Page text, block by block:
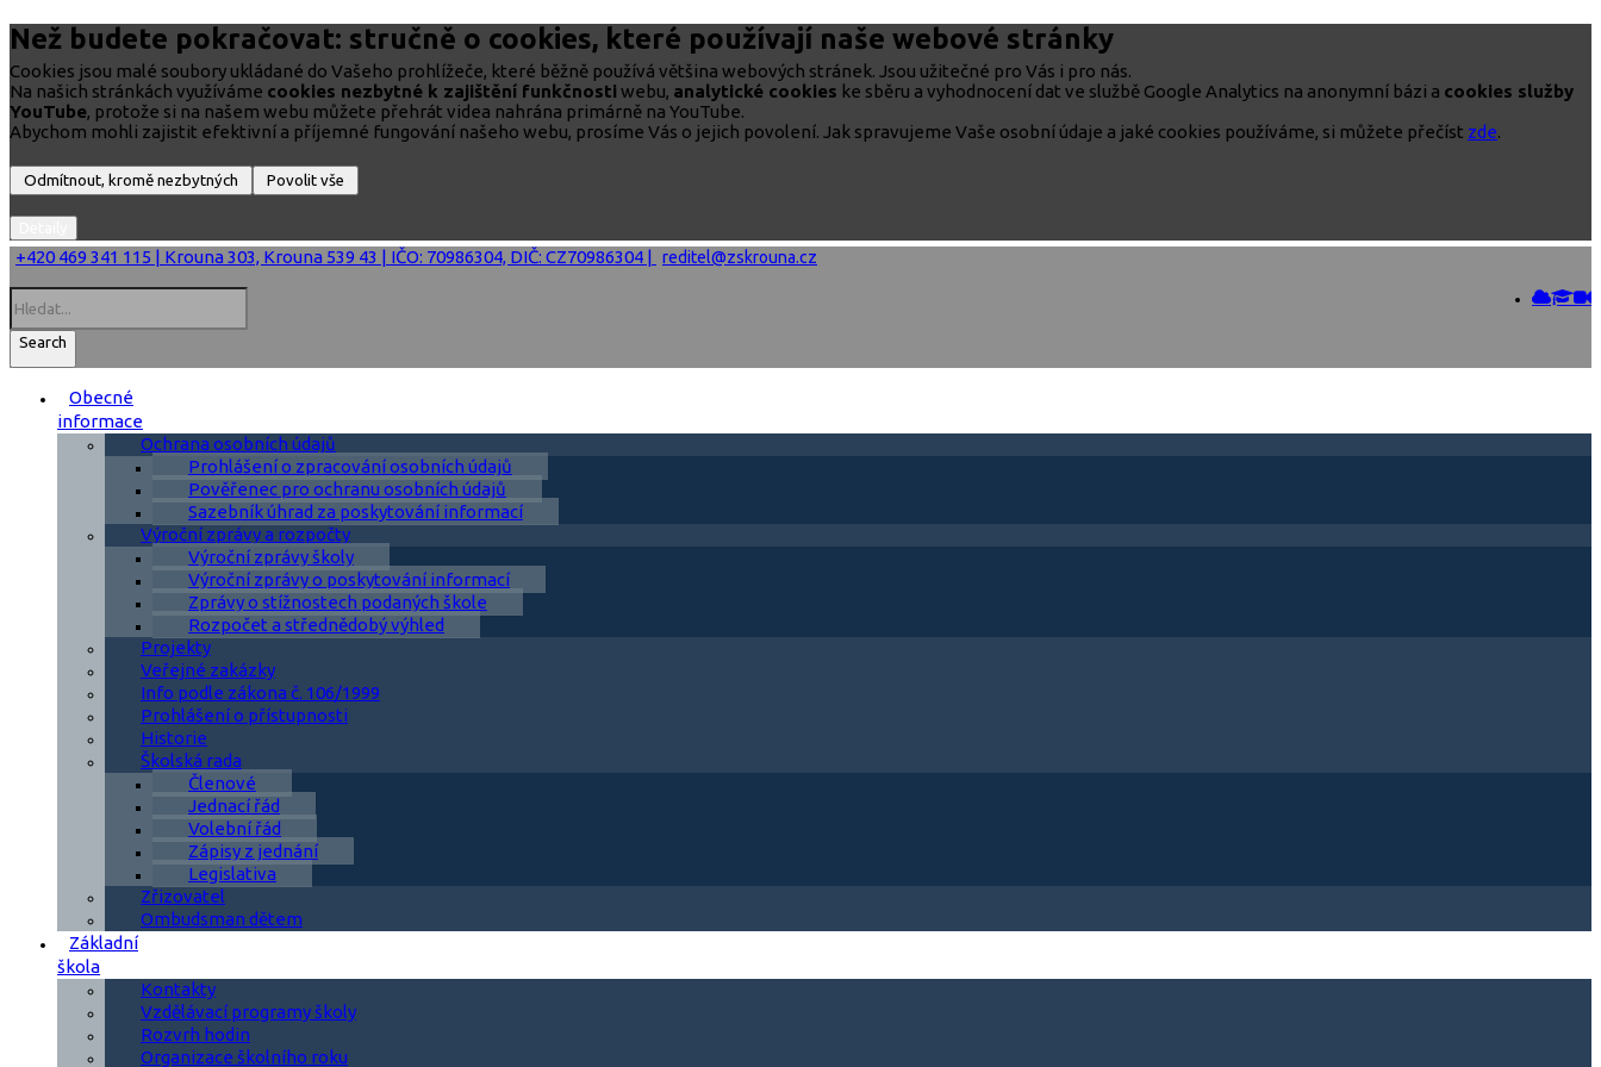
Než budete pokračovat: stručně o cookies, které používají naše webové stránky
Cookies jsou malé soubory ukládané do Vašeho prohlížeče, které běžně používá většina webových stránek. Jsou užitečné pro Vás i pro nás.
Na našich stránkách využíváme cookies nezbytné k zajištění funkčnosti webu, analytické cookies ke sběru a vyhodnocení dat ve službě Google Analytics na anonymní bázi a cookies služby
YouTube, protože si na našem webu můžete přehrát videa nahrána primárně na YouTube.
Abychom mohli zajistit efektivní a příjemné fungování našeho webu, prosíme Vás o jejich povolení. Jak spravujeme Vaše osobní údaje a jaké cookies používáme, si můžete přečíst zde.
+420 469 341 115 | Krouna 303, Krouna 539 43 | IČO: 70986304, DIČ: CZ70986304 | reditel@zskrouna.cz
Search
Obecné
informace
Ochrana osobních údajů
Prohlášení o zpracování osobních údajů
Pověřenec pro ochranu osobních údajů
Sazebník úhrad za poskytování informací
Výroční zprávy a rozpočty
Výroční zprávy školy
Výroční zprávy o poskytování informací
Zprávy o stížnostech podaných škole
Rozpočet a střednědobý výhled
Projekty
Veřejné zakázky
Info podle zákona č. 106/1999
Prohlášení o přístupnosti
Historie
Školská rada
Členové
Jednací řád
Volební řád
Zápisy z jednání
Legislativa
Zřizovatel
Ombudsman dětem
Základní
škola
Kontakty
Vzdělávací programy školy
Rozvrh hodin
Organizace školního roku